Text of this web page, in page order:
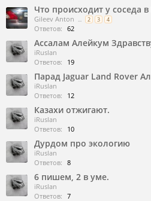
Что происходит у соседа в
Gileev Anton ... 2 3 4
Ответов: 62
Ассалам Алейкум
iRuslan
Ответов:
19
Парад Jaguar Land Rover
iRuslan
Ответов:
12
Казахи отжигают.
iRuslan
Ответов:
10
Дурдом про экологию
iRuslan
Ответов: 8
6 пишем, 2 в уме.
iRuslan
Ответов: 7